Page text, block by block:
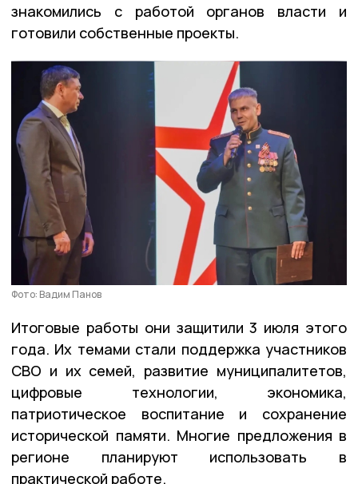
знакомились с работой органов власти и
готовили собственные проекты.
Фото: Вадим Панов
Итоговые работы они защитили 3 июля этого
года. Их темами стали поддержка участников
СВО и их семей, развитие муниципалитетов,
цифровые технологии, экономика,
патриотическое воспитание и сохранение
исторической памяти. Многие предложения в
регионе планируют использовать в
практической работе.